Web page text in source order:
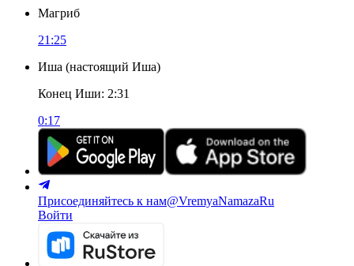
Магриб
21:25
Иша (настоящий Иша)
Конец Иши: 2:31
0:17
Присоединяйтесь к нам@VremyaNamazaRu
Войти